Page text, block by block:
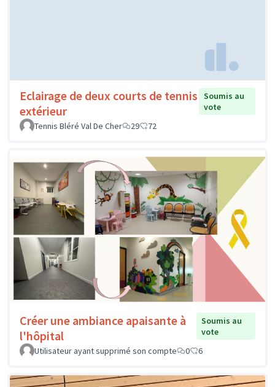
Eclairage de deux courts de tennis
extérieur
Soumis au
vote
Tennis Bléré Val De Cher
29 72
Créer une ambiance apaisante à
l'hôpital
Soumis au
vote
Utilisateur ayant supprimé son compte
0 6